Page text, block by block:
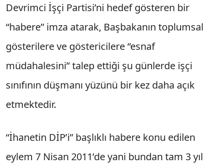
Devrimci İşçi Partisi’ni hedef gösteren bir
“habere” imza atarak, Başbakanın toplumsal
gösterilere ve göstericilere “esnaf
müdahalesini” talep ettiği şu günlerde işçi
sınıfının düşmanı yüzünü bir kez daha açık
etmektedir.
“İhanetin DİP’i” başlıklı habere konu edilen
eylem 7 Nisan 2011’de yani bundan tam 3 yıl